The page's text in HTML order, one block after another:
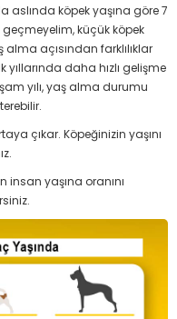
aslında köpek yaşına göre 7
küçük köpek
alma açısından farklılıklar
yıllarında daha hızlı gelişme
yılı, yaş alma durumu
çıkar. Köpeğinizin yaşını
insan yaşına oranını